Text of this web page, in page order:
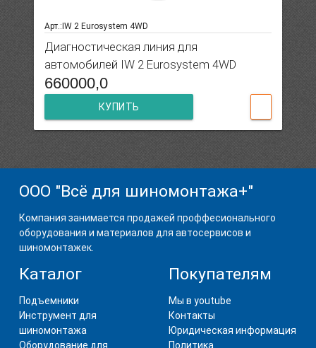
Арт.:IW 2 Eurosystem 4WD
Диагностическая линия для
автомобилей IW 2 Eurosystem 4WD
660000,0
КУПИТЬ
ООО "Всё для шиномонтажа+"
Компания занимается продажей проффесионального
оборудования и материалов для автосервисов и
шиномонтажек.
Каталог
Подъемники
Инструмент для
шиномонтажа
Оборудование для
Покупателям
Мы в youtube
Контакты
Юридическая информация
Политика